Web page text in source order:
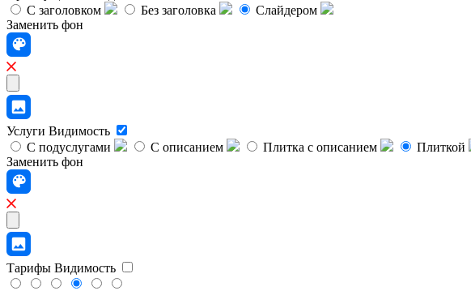
С заголовком
Без заголовка
Слайдером
Заменить фон
Услуги Видимость
С подуслугами
С описанием Плитка с описанием Плиткой
Заменить фон
Тарифы Видимость